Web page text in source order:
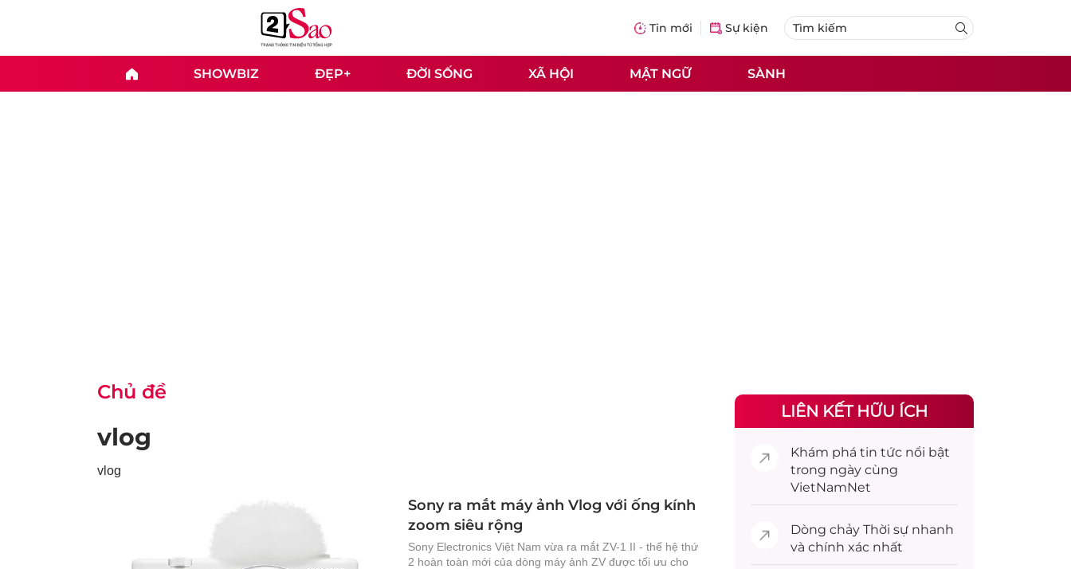
Tin mới Sự kiện
SHOWBIZ ĐẸP+ ĐỜI SỐNG XÃ HỘI MẬT NGỮ SÀNH
Chủ đề
vlog
vlog
Sony ra mắt máy ảnh Vlog với ống kính
zoom siêu rộng
Sony Electronics Việt Nam vừa ra mắt ZV-1 II - thế hệ thứ
2 hoàn toàn mới của dòng máy ảnh ZV được tối ưu cho
LIÊN KẾT HỮU ÍCH
Khám phá tin tức nổi bật
trong ngày cùng
VietNamNet
Dòng chảy Thời sự nhanh
và chính xác nhất